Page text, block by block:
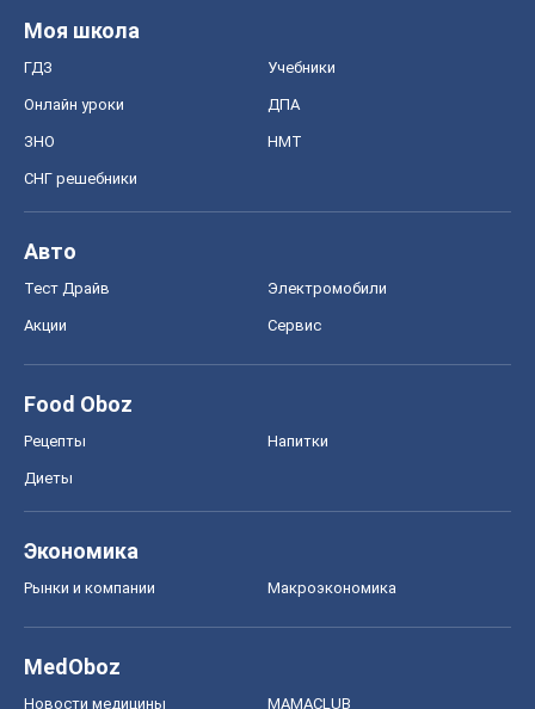
Моя школа
ГДЗ Учебники
Онлайн уроки ДПА
ЗНО НМТ
СНГ решебники
Авто
Тест Драйв Электромобили
Акции Сервис
Food Oboz
Рецепты Напитки
Диеты
Экономика
Рынки и компании Mакроэкономика
MedOboz
Новости медицины MAMACLUB